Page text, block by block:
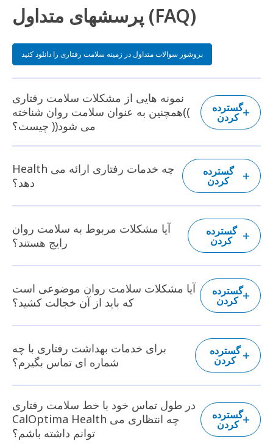
پرسشهای متداول (FAQ)
بروشور سوالات متداول در زمینه سلامت رفتاری را دانلود کنید
نمونه هایی از مشکلات سلامت رفتاری
))همچنین به عنوان سلامت روان شناخته
می شود(( چیست؟
گسترده
کردن
Health چه خدمات رفتاری ارائه می
دهد؟
گسترده
کردن
آیا مشکلات مربوط به سلامت روان
رایج هستند؟
گسترده
کردن
آیا مشکلات سلامت روان موضوعی است
که باید از آن خجالت کشید؟
گسترده
کردن
برای خدمات بهداشت رفتاری با چه
شماره ای تماس بگیرم؟
گسترده
کردن
در طول تماس خود با خط سلامت رفتاری
CalOptima Health چه انتظاری می
توانم داشته باشم؟
گسترده
کردن